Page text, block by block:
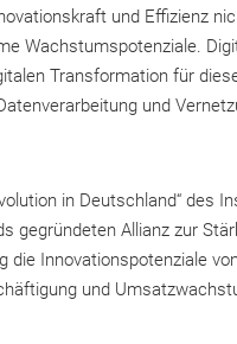
und Effizienz
Wachstumspotenziale.
Transformation für
und
in Deutschland“ des
gegründeten Allianz zur
Innovationspotenziale
und